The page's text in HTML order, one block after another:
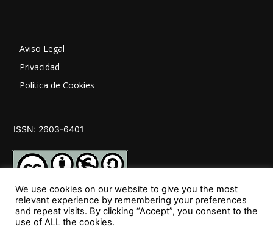
Aviso Legal
Privacidad
Política de Cookies
ISSN: 2603-6401
SÍGUENOS
We use cookies on our website to give you the most
relevant experience by remembering your preferences
and repeat visits. By clicking “Accept”, you consent to the
use of ALL the cookies.